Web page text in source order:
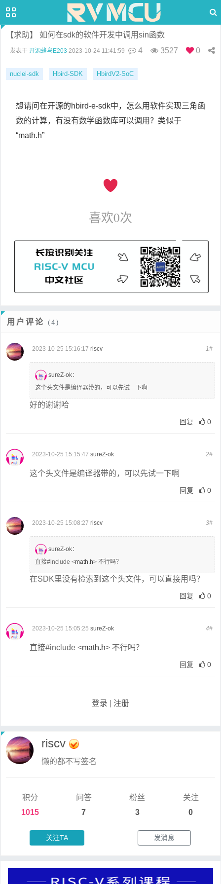
【求助】 如何在sdk的软件开发中调用sin函数
发表于 开源蜂鸟E203 2023-10-24 11:41:59 4 3527 0
nuclei-sdk Hbird-SDK HbirdV2-SoC
想请问在开源的hbird-e-sdk中，怎么用软件实现三角函
数的计算，有没有数学函数库可以调用？类似于
“math.h”
喜欢0次
用户评论 (4)
2023-10-25 15:16:17 riscv 1#
sureZ-ok：
这个头文件是编译器带的，可以先试一下啊
好的谢谢哈
回复 0
2023-10-25 15:15:47 sureZ-ok 2#
这个头文件是编译器带的，可以先试一下啊
回复 0
2023-10-25 15:08:27 riscv 3#
sureZ-ok：
直接#include <math.h> 不行吗？
在SDK里没有检索到这个头文件，可以直接用吗？
回复 0
2023-10-25 15:05:25 sureZ-ok 4#
直接#include <math.h> 不行吗？
回复 0
登录 注册
riscv
懒的都不写签名
积分
1015
问答
7
粉丝
3
关注
0
关注TA 发消息